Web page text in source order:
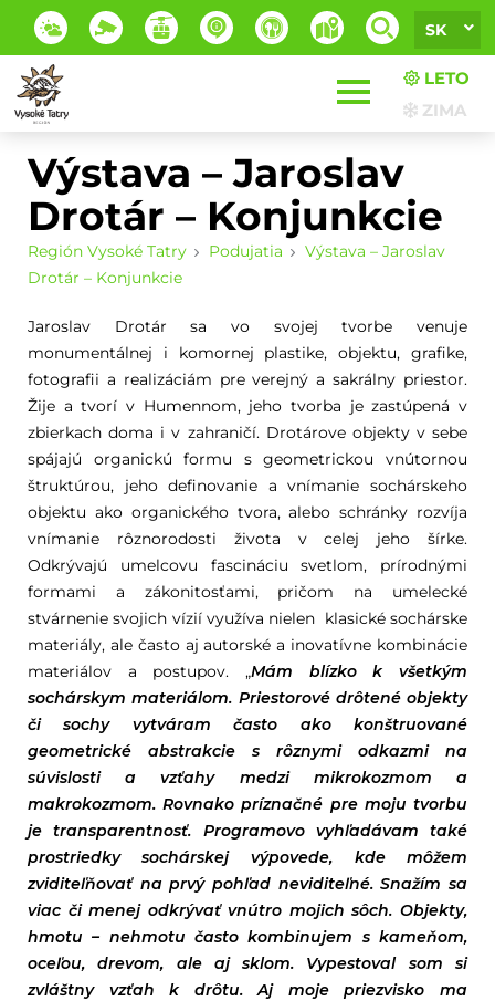
SK
LETO
ZIMA
Výstava – Jaroslav
Drotár – Konjunkcie
Región Vysoké Tatry Podujatia
Výstava – Jaroslav
Drotár – Konjunkcie
Jaroslav Drotár sa vo svojej tvorbe venuje
monumentálnej i komornej plastike, objektu, grafike,
fotografii a realizáciám pre verejný a sakrálny priestor.
Žije a tvorí v Humennom, jeho tvorba je zastúpená v
zbierkach doma i v zahraničí. Drotárove objekty v sebe
spájajú organickú formu s geometrickou vnútornou
štruktúrou, jeho definovanie a vnímanie sochárskeho
objektu ako organického tvora, alebo schránky rozvíja
vnímanie rôznorodosti života v celej jeho šírke.
Odkrývajú umelcovu fascináciu svetlom, prírodnými
formami a zákonitosťami, pričom na umelecké
stvárnenie svojich vízií využíva nielen klasické sochárske
materiály, ale často aj autorské a inovatívne kombinácie
materiálov a postupov. „Mám blízko k všetkým
sochárskym materiálom. Priestorové drôtené objekty
či sochy vytváram často ako konštruované
geometrické abstrakcie s rôznymi odkazmi na
súvislosti a vzťahy medzi mikrokozmom a
makrokozmom. Rovnako príznačné pre moju tvorbu
je transparentnosť. Programovo vyhľadávam také
prostriedky sochárskej výpovede, kde môžem
zviditeľňovať na prvý pohľad neviditeľné. Snažím sa
viac či menej odkrývať vnútro mojich sôch. Objekty,
hmotu – nehmotu často kombinujem s kameňom,
oceľou, drevom, ale aj sklom. Vypestoval som si
zvláštny vzťah k drôtu. Aj moje priezvisko ma